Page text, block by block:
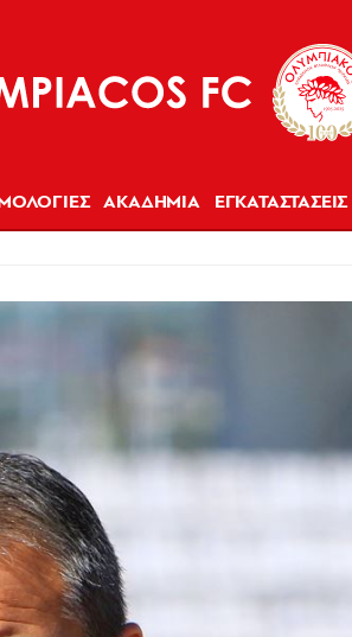
ΑΚΑΔΗΜΙΑ ΕΓΚΑΤΑΣΤΑΣΕΙΣ